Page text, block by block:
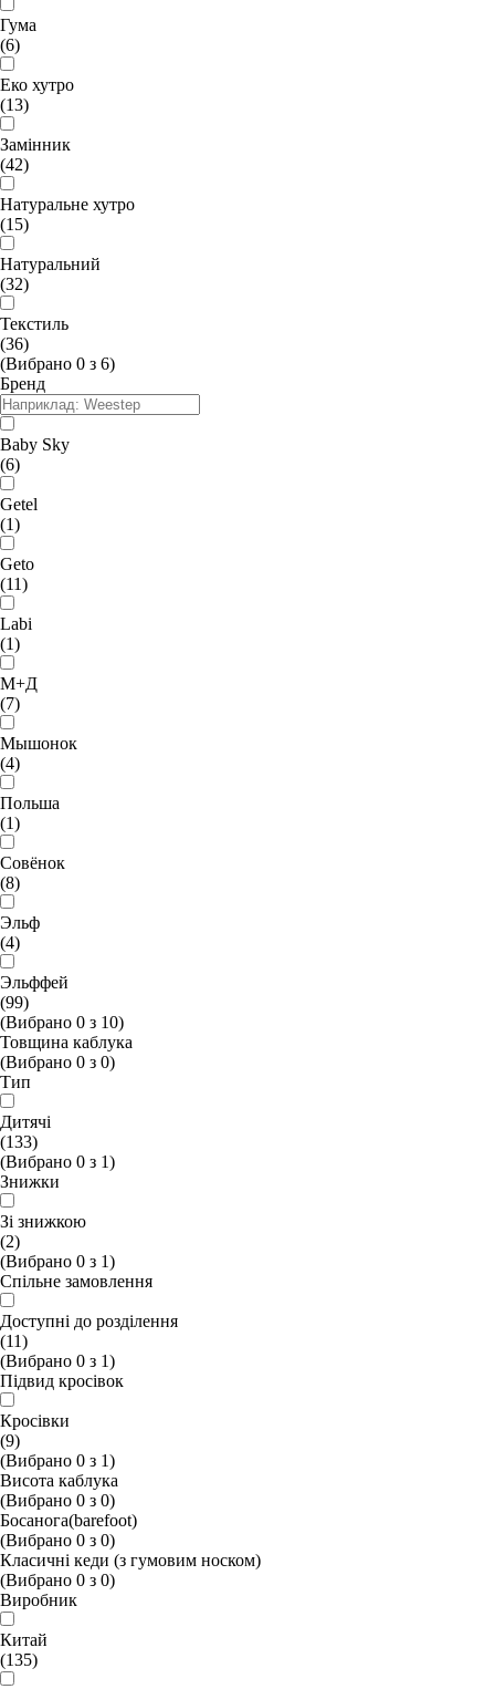
Гума
(6)
Еко хутро
(13)
Замінник
(42)
Натуральне хутро
(15)
Натуральний
(32)
Текстиль
(36)
(Вибрано 0 з 6)
Бренд
Baby Sky
(6)
Getel
(1)
Geto
(11)
Labi
(1)
М+Д
(7)
Мышонок
(4)
Польша
(1)
Совёнок
(8)
Эльф
(4)
Эльффей
(99)
(Вибрано 0 з 10)
Товщина каблука
(Вибрано 0 з 0)
Тип
Дитячі
(133)
(Вибрано 0 з 1)
Знижки
Зі знижкою
(2)
(Вибрано 0 з 1)
Спільне замовлення
Доступні до розділення
(11)
(Вибрано 0 з 1)
Підвид кросівок
Кросiвки
(9)
(Вибрано 0 з 1)
Висота каблука
(Вибрано 0 з 0)
Босанога(barefoot)
(Вибрано 0 з 0)
Класичні кеди (з гумовим носком)
(Вибрано 0 з 0)
Виробник
Китай
(135)